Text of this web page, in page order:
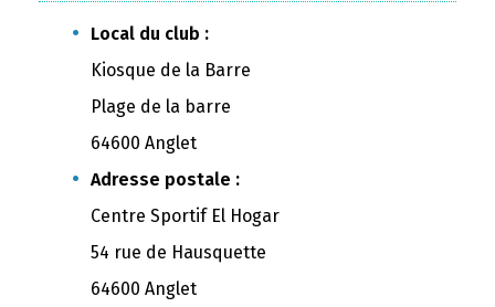
Local du club :
Kiosque de la Barre
Plage de la barre
64600 Anglet
Adresse postale :
Centre Sportif El Hogar
54 rue de Hausquette
64600 Anglet